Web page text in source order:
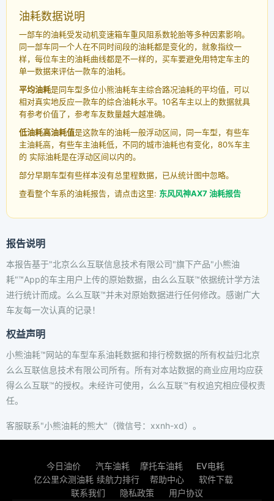
油耗数据说明
一部车的油耗受发动机变速箱车重风阻系数轮胎等多种因素影响。
同一部车同一个人在不同时间段的油耗都是变化的，就象指纹一
样，每位车主的油耗曲线都是不一样的，买车要避免用特定车主的
单一数据来评估一款车的油耗。
平均油耗是同车型多位小熊油耗车主综合路况油耗的平均值，可以
相对真实地反应一款车的综合油耗水平。10名车主以上的数据就具
有参考价值了，参考车友数量越大越准确。
低油耗高油耗值是这款车的油耗一般浮动区间，同一车型，有些车
主油耗高，有些车主油耗低，不同的城市油耗也有变化，80%车主
的 实际油耗是在浮动区间以内的。
部分早期车型有些样本没有总里程数据，已从统计图中忽略。
查看整个车系的油耗报告，请点击这里: 东风风神AX7 油耗报告
报告说明
本报告基于"北京么么互联信息技术有限公司"旗下产品"小熊油
耗"™App的车主用户上传的原始数据，由么么互联™依据统计学方法
进行统计而成。么么互联™并未对原始数据进行任何修改。感谢广大
车友每一次认真的记录！
权益声明
小熊油耗™网站的车型车系油耗数据和排行榜数据的所有权益归北京
么么互联信息技术有限公司所有。所有对本站数据的商业应用均应获
得么么互联™的授权。未经许可使用，么么互联™有权追究相应侵权责
任。
客服联系"小熊油耗的熊大"（微信号：xxnh-xd）。
今日油价 汽车油耗 摩托车油耗
EV电耗
亿公里众测油耗 续航力排行 帮助中心
软件下载
联系我们
隐私政策 用户协议